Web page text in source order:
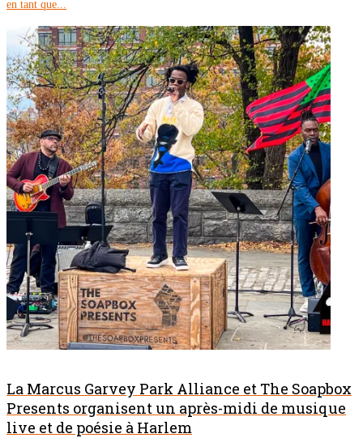
en tant que...
La Marcus Garvey Park Alliance et The Soapbox
Presents organisent un après-midi de musique
live et de poésie à Harlem